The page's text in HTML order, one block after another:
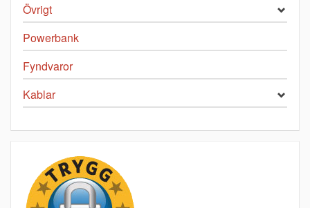
Övrigt
Powerbank
Fyndvaror
Kablar